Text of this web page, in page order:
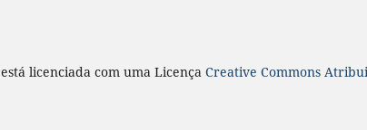
está licenciada com uma Licença Creative Commons